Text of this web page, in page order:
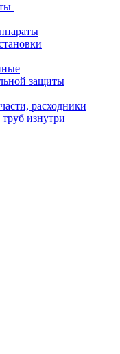
защиты
расходники
изнутри